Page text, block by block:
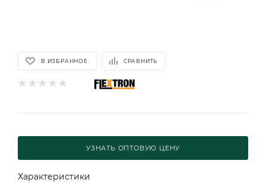
В ИЗБРАННОЕ СРАВНИТЬ
УЗНАТЬ ОПТОВУЮ ЦЕНУ
Характеристики